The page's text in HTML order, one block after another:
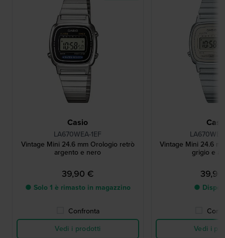
Casio
LA670WEA-1EF
Vintage Mini 24.6 mm Orologio retrò
argento e nero
39,90 €
● Solo 1 è rimasto in magazzino
Confronta
Vedi i prodotti
Vintage Mini 24.6
grigio e
●
Vedi i